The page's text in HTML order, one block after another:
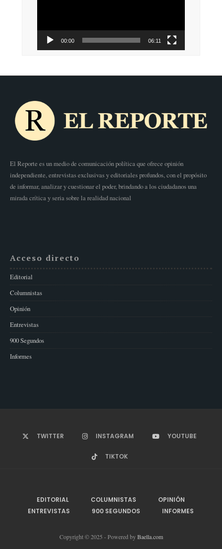
00:00 06:11
El Reporte es un medio de comunicación política que ofrece opinión
independiente, entrevistas exclusivas y editoriales profundos, con el propósito
de informar, analizar y cuestionar el poder, brindando a los ciudadanos una
mirada crítica y seria sobre la realidad nacional
Acceso directo
Editorial
Columnistas
Opinión
Entrevistas
900 Segundos
Informes
TWITTER INSTAGRAM YOUTUBE
TIKTOK
EDITORIAL COLUMNISTAS
OPINIÓN
ENTREVISTAS
900 SEGUNDOS INFORMES
Copyright © 2025 - Powered byBaella.com